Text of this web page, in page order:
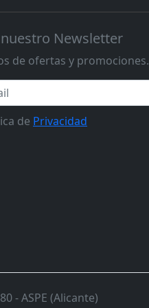
Newsletter
de ofertas y promociones.
de Privacidad
- ASPE (Alicante)